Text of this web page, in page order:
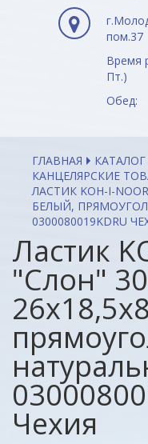
пом.37
Время
Пт.)
ГЛАВНАЯ КАТАЛОГ
КАНЦЕЛЯРСКИЕ
ЛАСТИК KOH-I-
БЕЛЫЙ,
0300080019KDRU
Ластик
"Слон"
Чехия